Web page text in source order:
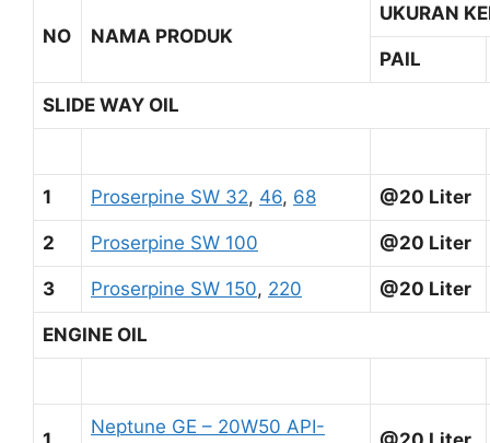
NO NAMA PRODUK
UKURAN
PAIL
SLIDE WAY OIL
1 Proserpine SW 32, 46, 68 @20 Liter
2 Proserpine SW 100 @20 Liter
3 Proserpine SW 150, 220 @20 Liter
ENGINE OIL
Neptune GE – 20W50 API-